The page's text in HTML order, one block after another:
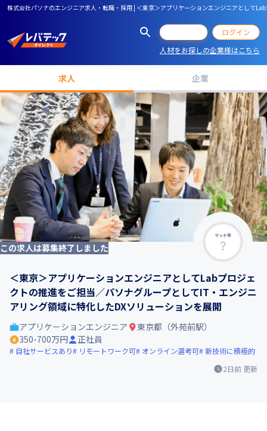
株式会社パソナのエンジニア求人・転職・採用 | ＜東京＞アプリケーションエンジニアとして
ログイン
人材をお探しの企業様はこちら
求人 企業
マッチ率
この求人は募集終了しました
＜東京＞アプリケーションエンジニアとしてLabプロジェ
クトの推進をご担当／パソナグループとしてIT・エンジニ
アリング領域に特化したDXソリューションを展開
2日前 更新
アプリケーションエンジニア
東京都（外苑前駅）
350-700万円
正社員
自社サービスあり リモートワーク可 オンライン選考可 新技術に積極的